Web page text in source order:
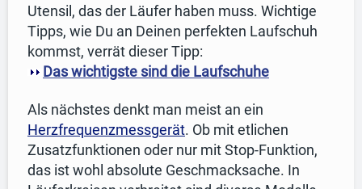
Utensil, das der Läufer haben muss. Wichtige
Tipps, wie Du an Deinen perfekten Laufschuh
kommst, verrät dieser Tipp:
Das wichtigste sind die Laufschuhe
Als nächstes denkt man meist an ein
Herzfrequenzmessgerät. Ob mit etlichen
Zusatzfunktionen oder nur mit Stop-Funktion,
das ist wohl absolute Geschmacksache. In